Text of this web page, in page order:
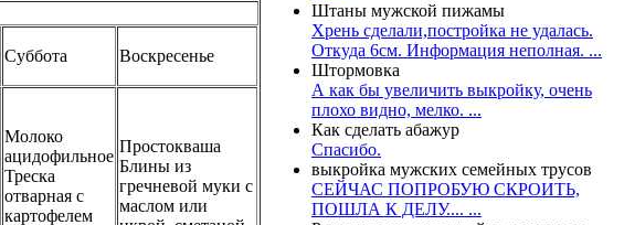
Суббота Воскресенье
Молоко
ацидофильное
Треска
отварная с
картофелем
Простокваша
Блины из
гречневой муки с
маслом или
Штаны мужской пижамы
Хрень сделали,постройка не удалась.
Откуда 6см. Информация неполная. ...
Штормовка
А как бы увеличить выкройку, очень
плохо видно, мелко. ...
Как сделать абажур
Спасибо.
выкройка мужских семейных трусов
СЕЙЧАС ПОПРОБУЮ СКРОИТЬ,
ПОШЛА К ДЕЛУ.... ...